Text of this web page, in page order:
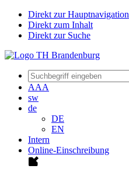
Direkt zur Hauptnavigation
Direkt zum Inhalt
Direkt zur Suche
AAA
sw
de
DE
EN
Intern
Online-Einschreibung